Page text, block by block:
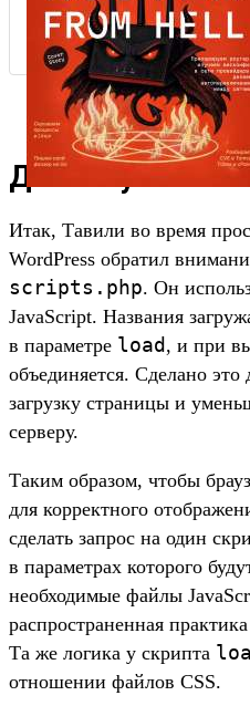
Детали
Итак, Тавили во время
WordPress обратил
scripts.php. Он
JavaScript. Названия
в параметре load , и при
объединяется. Сделано это
загрузку страницы и
серверу.
Таким образом, чтобы
для корректного
сделать запрос на один
в параметрах которого
необходимые файлы
распространенная
Та же логика у скрипта
отношении файлов CSS.